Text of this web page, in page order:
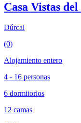
Casa Vistas
Dúrcal
(0)
Alojamiento entero
4 - 16 personas
6 dormitorios
12 camas